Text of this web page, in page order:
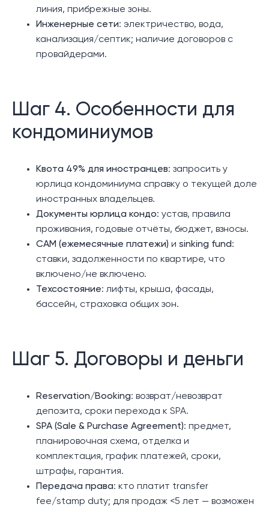
линия, прибрежные зоны.
Инженерные сети: электричество, вода,
канализация/септик; наличие договоров с
провайдерами.
Шаг 4. Особенности для
кондоминиумов
Квота 49% для иностранцев: запросить у
юрлица кондоминиума справку о текущей доле
иностранных владельцев.
Документы юрлица кондо: устав, правила
проживания, годовые отчёты, бюджет, взносы.
CAM (ежемесячные платежи) и sinking fund:
ставки, задолженности по квартире, что
включено/не включено.
Техсостояние: лифты, крыша, фасады,
бассейн, страховка общих зон.
Шаг 5. Договоры и деньги
Reservation/Booking: возврат/невозврат
депозита, сроки перехода к SPA.
SPA (Sale & Purchase Agreement): предмет,
планировочная схема, отделка и
комплектация, график платежей, сроки,
штрафы, гарантия.
Передача права: кто платит transfer
fee/stamp duty; для продаж <5 лет — возможен